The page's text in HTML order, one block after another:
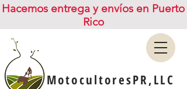
Hacemos entrega y envíos en Puerto
Rico
MotocultoresPR,LLC